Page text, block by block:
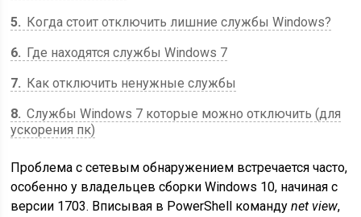
5
Когда стоит отключить лишние службы Windows?
6
Где находятся службы Windows 7
7
Как отключить ненужные службы
8 Службы Windows 7 которые можно отключить (для
ускорения пк)
Проблема с сетевым обнаружением встречается часто,
особенно у владельцев сборки Windows 10, начиная с
версии 1703. Вписывая в PowerShell командуnet view,